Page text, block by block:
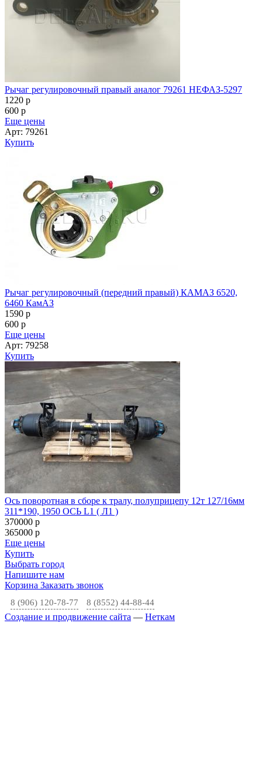
Рычаг регулировочный правый аналог 79261 НЕФАЗ-5297
1220 p
600 p
Еще цены
Арт: 79261
Купить
Рычаг регулировочный (передний правый) КАМАЗ 6520,
6460 КамАЗ
1590 p
600 p
Еще цены
Арт: 79258
Купить
Ось поворотная в сборе к тралу, полуприцепу 12т 127/16мм
311*190, 1950 ОСЬ L1 ( Л1 )
370000 p
365000 p
Еще цены
Купить
Выбрать город
Напишите нам
Корзина Заказать звонок
8 (906) 120-78-77 8 (8552) 44-88-44
Создание и продвижение сайта — Неткам